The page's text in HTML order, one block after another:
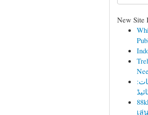
New Site
เล่